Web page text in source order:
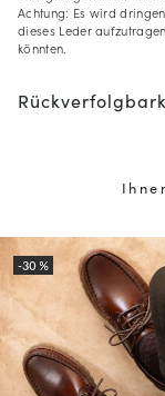
Achtung: Es wird
dieses Leder
könnten.
10
Mehr über die